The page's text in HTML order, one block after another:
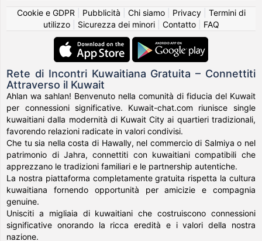
Cookie e GDPR
Pubblicità Chi siamo| Privacy| Termini di
utilizzo| Sicurezza dei minori| Contatto| FAQ
Rete di Incontri Kuwaitiana Gratuita – Connettiti
Attraverso il Kuwait
Ahlan wa sahlan! Benvenuto nella comunità di fiducia del Kuwait
per connessioni significative. Kuwait-chat.com riunisce single
kuwaitiani dalla modernità di Kuwait City ai quartieri tradizionali,
favorendo relazioni radicate in valori condivisi.
Che tu sia nella costa di Hawally, nel commercio di Salmiya o nel
patrimonio di Jahra, connettiti con kuwaitiani compatibili che
apprezzano le tradizioni familiari e le partnership autentiche.
La nostra piattaforma completamente gratuita rispetta la cultura
kuwaitiana fornendo opportunità per amicizie e compagnia
genuine.
Unisciti a migliaia di kuwaitiani che costruiscono connessioni
significative onorando la ricca eredità e i valori della nostra
nazione.